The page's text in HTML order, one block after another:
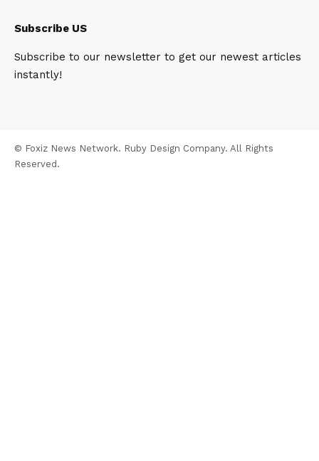
Subscribe US
Subscribe to our newsletter to get our newest articles
instantly!
© Foxiz News Network. Ruby Design Company. All Rights
Reserved.